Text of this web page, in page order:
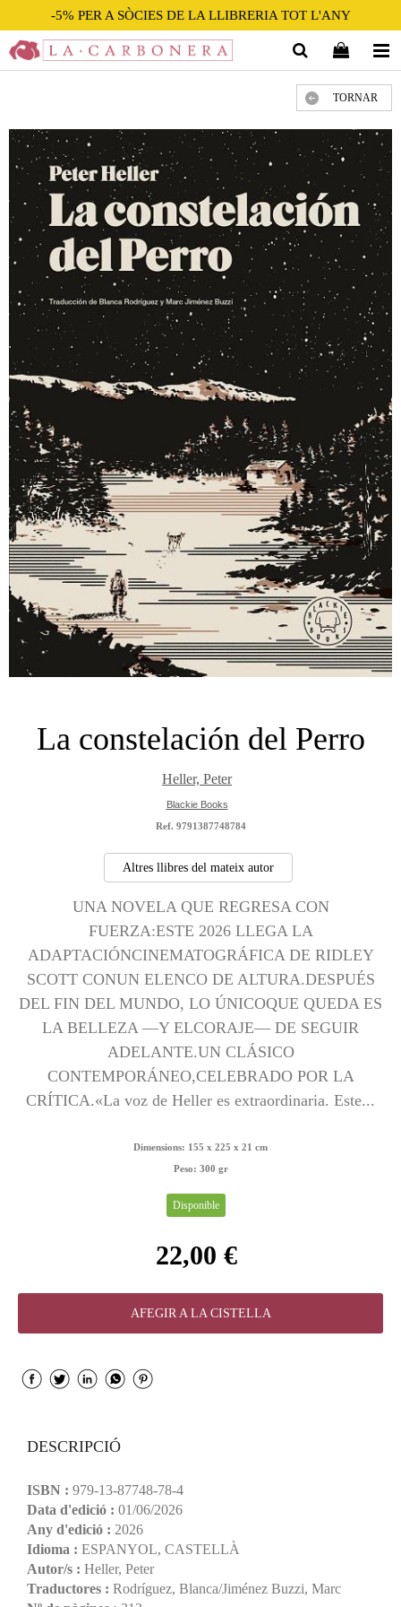
-5% PER A SÒCIES DE LA LLIBRERIA TOT L'ANY
TORNAR
La constelación del Perro
Heller, Peter
Blackie Books
Ref. 9791387748784
Altres llibres del mateix autor
UNA NOVELA QUE REGRESA CON
FUERZA:ESTE 2026 LLEGA LA
ADAPTACIÓNCINEMATOGRÁFICA DE RIDLEY
SCOTT CONUN ELENCO DE ALTURA.DESPUÉS
DEL FIN DEL MUNDO, LO ÚNICOQUE QUEDA ES
LA BELLEZA —Y ELCORAJE— DE SEGUIR
ADELANTE.UN CLÁSICO
CONTEMPORÁNEO,CELEBRADO POR LA
CRÍTICA.«La voz de Heller es extraordinaria. Este...
Dimensions: 155 x 225 x 21 cm
Peso: 300 gr
Disponible
22,00 €
AFEGIR A LA CISTELLA
DESCRIPCIÓ
ISBN : 979-13-87748-78-4
Data d'edició : 01/06/2026
Any d'edició : 2026
Idioma : ESPANYOL, CASTELLÀ
Autor/s : Heller, Peter
Traductores : Rodríguez, Blanca/Jiménez Buzzi, Marc